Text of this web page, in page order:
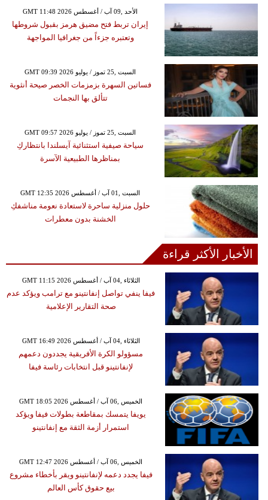
GMT 11:48 2026 الأحد ,09 آب / أغسطس
إيران تربط فتح مضيق هرمز بقبول شروطها
وتعتبره جزءاً من جغرافيا المواجهة
GMT 09:39 2026 السبت ,25 تموز / يوليو
فساتين السهرة بزمزمات الخصر صيحة أنثوية
تتألق بها النجمات
GMT 09:57 2026 السبت ,25 تموز / يوليو
سياحة صيفية استثنائية آيسلندا بانتظاركِ
بمناظرها الطبيعية الآسرة
GMT 12:35 2026 السبت ,01 آب / أغسطس
حلول منزلية ساحرة لاستعادة نعومة مناشفكِ
الخشنة بدون معطرات
الأخبار الأكثر قراءة
GMT 11:15 2026 الثلاثاء ,04 آب / أغسطس
فيفا ينفي تواصل إنفانتينو مع ترامب ويؤكد عدم
صحة التقارير الإعلامية
GMT 16:49 2026 الثلاثاء ,04 آب / أغسطس
مسؤولو الكرة الأفريقية يجددون دعمهم
لإنفانتينو قبل انتخابات رئاسة فيفا
GMT 18:05 2026 الخميس ,06 آب / أغسطس
يويفا يتمسك بمقاطعة بطولات فيفا ويؤكد
استمرار أزمة الثقة مع إنفانتينو
GMT 12:47 2026 الخميس ,06 آب / أغسطس
فيفا يجدد دعمه لإنفانتينو ويقر بأخطاء مشروع
بيع حقوق كأس العالم